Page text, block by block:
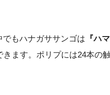
もハナガササンゴは 『ハ
ます。ポリプには24本の